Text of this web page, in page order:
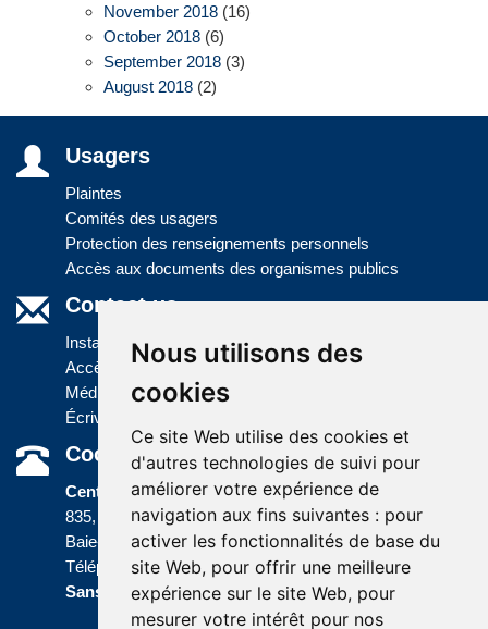
Nous utilisons des
cookies
Ce site Web utilise des cookies et
d'autres technologies de suivi pour
améliorer votre expérience de
navigation aux fins suivantes : pour
activer les fonctionnalités de base du
site Web, pour offrir une meilleure
expérience sur le site Web, pour
mesurer votre intérêt pour nos
November 2018 (16)
October 2018 (6)
September 2018 (3)
August 2018 (2)
Usagers
Plaintes
Comités des usagers
Protection des renseignements personnels
Accès aux documents des organismes publics
Contact us
Installations
Accès à l'information
Médias
Écrivez-nous
Coordonnées
Centre administratif
835, boulevard Jolliet
Baie-Comeau (Québec) G5C 1P5
Téléphone :418 589-9845 ou
Sans frais : 1 800 463-5142